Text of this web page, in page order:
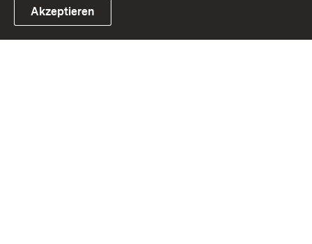
Link zum Landesportal
Akzeptieren